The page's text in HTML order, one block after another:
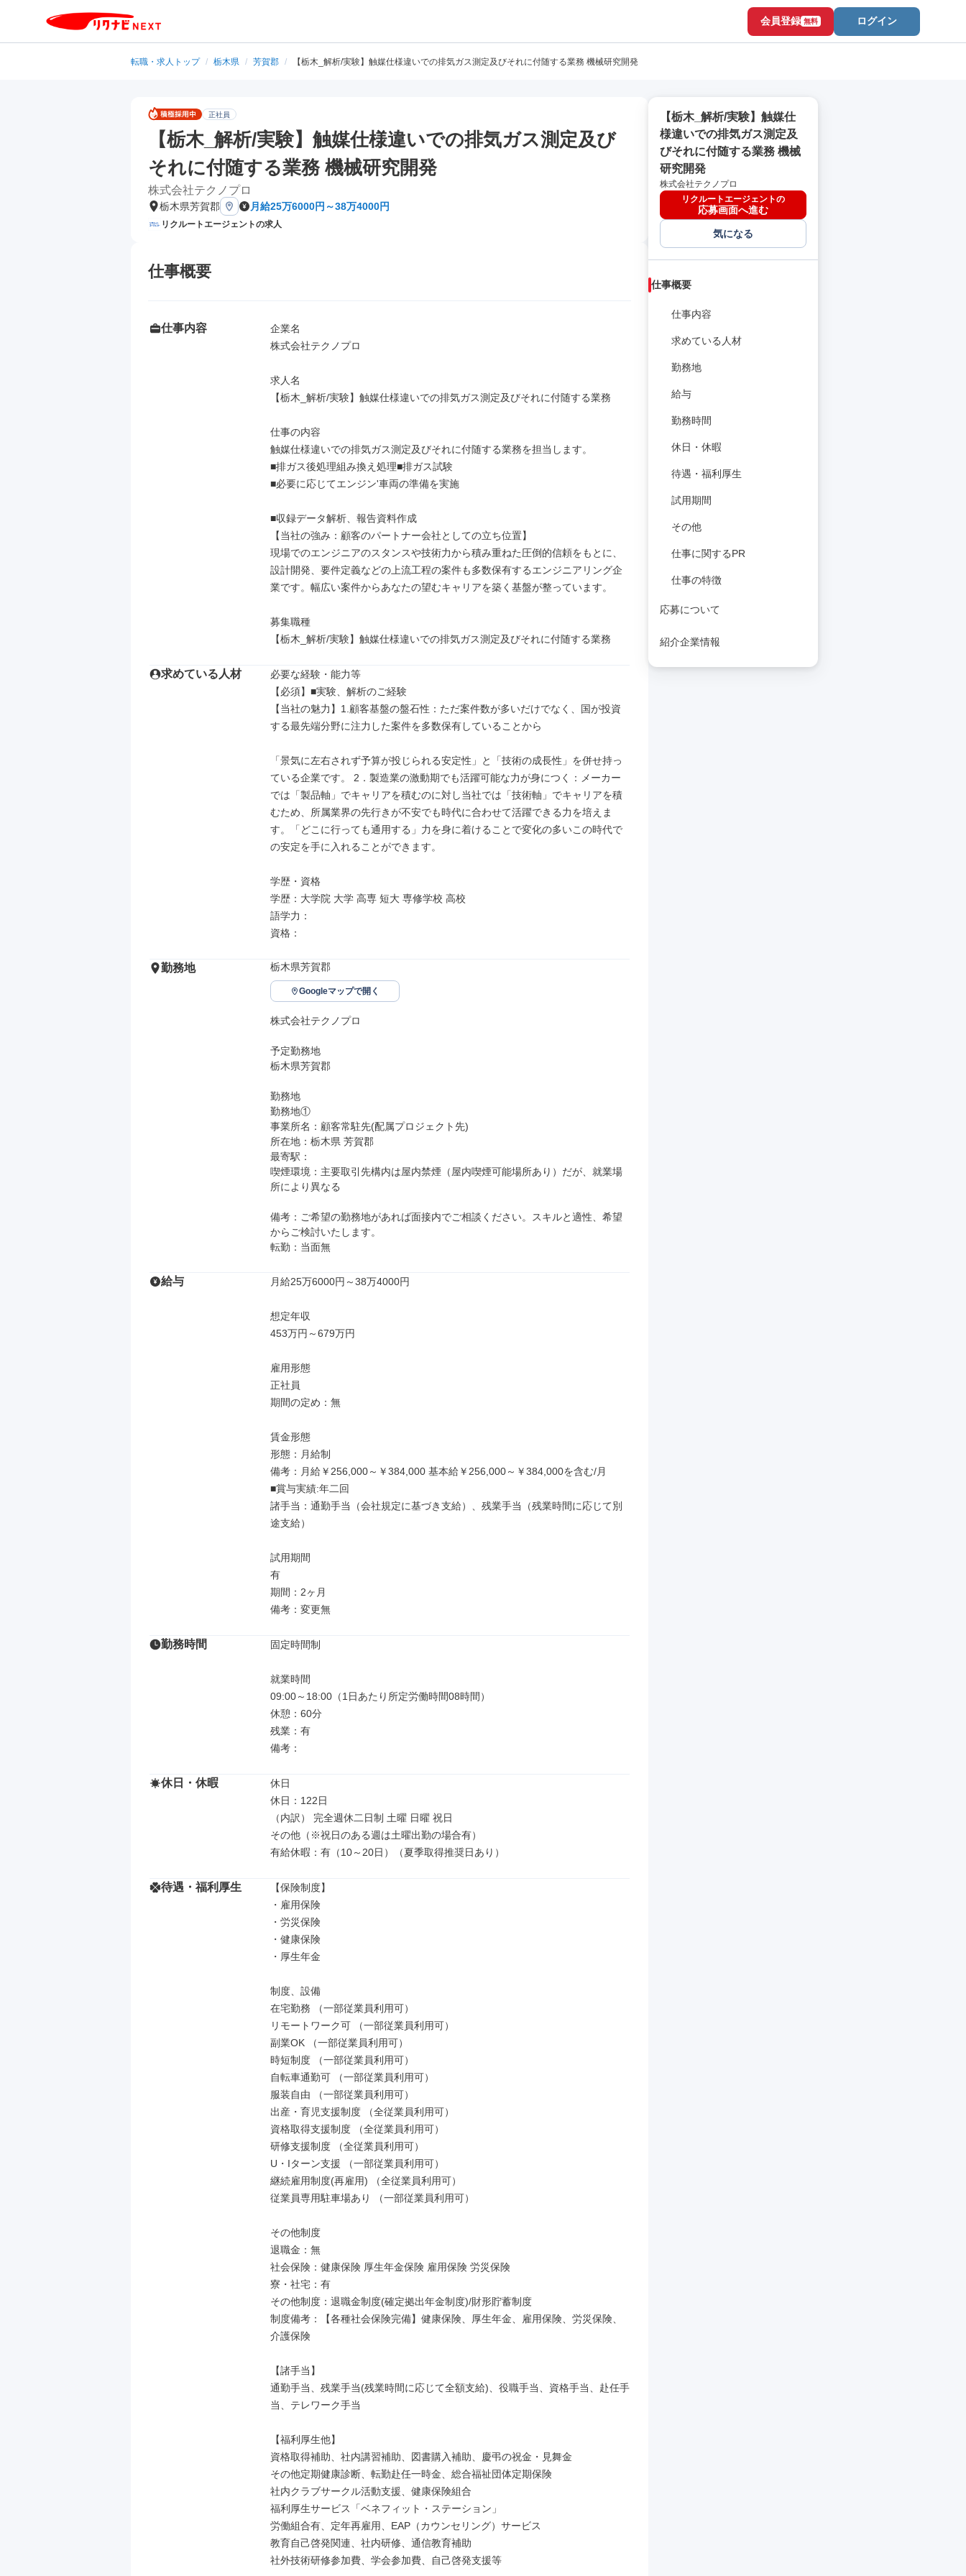
会員登録 無料 ログイン
転職・求人トップ / 栃木県 / 芳賀郡 / 【栃木_解析/実験】触媒仕様違いでの排気ガス測定及びそれに付随する業務 機械研究開発
正社員
【栃木_解析/実験】触媒仕様違いでの排気ガス測定及び
それに付随する業務 機械研究開発
株式会社テクノプロ
栃木県芳賀郡 月給25万6000円～38万4000円
リクルートエージェントの求人
仕事概要
仕事内容
企業名
株式会社テクノプロ
求人名
【栃木_解析/実験】触媒仕様違いでの排気ガス測定及びそれに付随する業務
仕事の内容
触媒仕様違いでの排気ガス測定及びそれに付随する業務を担当します。
■排ガス後処理組み換え処理■排ガス試験
■必要に応じてエンジン'車両の準備を実施
■収録データ解析、報告資料作成
【当社の強み：顧客のパートナー会社としての立ち位置】
現場でのエンジニアのスタンスや技術力から積み重ねた圧倒的信頼をもとに、
設計開発、要件定義などの上流工程の案件も多数保有するエンジニアリング企
業です。幅広い案件からあなたの望むキャリアを築く基盤が整っています。
募集職種
【栃木_解析/実験】触媒仕様違いでの排気ガス測定及びそれに付随する業務
求めている人材
必要な経験・能力等
【必須】■実験、解析のご経験
【当社の魅力】1.顧客基盤の盤石性：ただ案件数が多いだけでなく、国が投資
する最先端分野に注力した案件を多数保有していることから
「景気に左右されず予算が投じられる安定性」と「技術の成長性」を併せ持っ
ている企業です。 2．製造業の激動期でも活躍可能な力が身につく：メーカー
では「製品軸」でキャリアを積むのに対し当社では「技術軸」でキャリアを積
むため、所属業界の先行きが不安でも時代に合わせて活躍できる力を培えま
す。「どこに行っても通用する」力を身に着けることで変化の多いこの時代で
の安定を手に入れることができます。
学歴・資格
学歴：大学院 大学 高専 短大 専修学校 高校
語学力：
資格：
勤務地 栃木県芳賀郡
Googleマップで開く
株式会社テクノプロ
予定勤務地
栃木県芳賀郡
勤務地
勤務地①
事業所名：顧客常駐先(配属プロジェクト先)
所在地：栃木県 芳賀郡
最寄駅：
喫煙環境：主要取引先構内は屋内禁煙（屋内喫煙可能場所あり）だが、就業場
所により異なる
備考：ご希望の勤務地があれば面接内でご相談ください。スキルと適性、希望
からご検討いたします。
転勤：当面無
給与 月給25万6000円～38万4000円
想定年収
453万円～679万円
雇用形態
正社員
期間の定め：無
賃金形態
形態：月給制
備考：月給￥256,000～￥384,000 基本給￥256,000～￥384,000を含む/月
■賞与実績:年二回
諸手当：通勤手当（会社規定に基づき支給）、残業手当（残業時間に応じて別
途支給）
試用期間
有
期間：2ヶ月
備考：変更無
勤務時間 固定時間制
就業時間
09:00～18:00（1日あたり所定労働時間08時間）
休憩：60分
残業：有
備考：
休日・休暇
休日
休日：122日
（内訳） 完全週休二日制 土曜 日曜 祝日
その他（※祝日のある週は土曜出勤の場合有）
有給休暇：有（10～20日）（夏季取得推奨日あり）
待遇・福利厚生
【保険制度】
・雇用保険
・労災保険
・健康保険
・厚生年金
制度、設備
在宅勤務 （一部従業員利用可）
リモートワーク可 （一部従業員利用可）
副業OK （一部従業員利用可）
時短制度 （一部従業員利用可）
自転車通勤可 （一部従業員利用可）
服装自由 （一部従業員利用可）
出産・育児支援制度 （全従業員利用可）
資格取得支援制度 （全従業員利用可）
研修支援制度 （全従業員利用可）
U・Iターン支援 （一部従業員利用可）
継続雇用制度(再雇用) （全従業員利用可）
従業員専用駐車場あり （一部従業員利用可）
その他制度
退職金：無
社会保険：健康保険 厚生年金保険 雇用保険 労災保険
寮・社宅：有
その他制度：退職金制度(確定拠出年金制度)/財形貯蓄制度
制度備考：【各種社会保険完備】健康保険、厚生年金、雇用保険、労災保険、
介護保険
【諸手当】
通勤手当、残業手当(残業時間に応じて全額支給)、役職手当、資格手当、赴任手
当、テレワーク手当
【福利厚生他】
資格取得補助、社内講習補助、図書購入補助、慶弔の祝金・見舞金
その他定期健康診断、転勤赴任一時金、総合福祉団体定期保険
社内クラブサークル活動支援、健康保険組合
福利厚生サービス「ベネフィット・ステーション」
労働組合有、定年再雇用、EAP（カウンセリング）サービス
教育自己啓発関連、社内研修、通信教育補助
社外技術研修参加費、学会参加費、自己啓発支援等
【栃木_解析/実験】触媒仕
様違いでの排気ガス測定及
びそれに付随する業務 機械
研究開発
株式会社テクノプロ
リクルートエージェントの
応募画面へ進む
気になる
仕事概要
仕事内容
求めている人材
勤務地
給与
勤務時間
休日・休暇
待遇・福利厚生
試用期間
その他
仕事に関するPR
仕事の特徴
応募について
紹介企業情報